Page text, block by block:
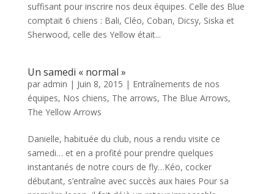
suffisant pour inscrire nos deux équipes. Celle des Blue
comptait 6 chiens : Bali, Cléo, Coban, Dicsy, Siska et
Sherwood, celle des Yellow était...
Un samedi « normal »
par admin | Juin 8, 2015 | Entraînements de nos
équipes, Nos chiens, The arrows, The Blue Arrows,
The Yellow Arrows
Danielle, habituée du club, nous a rendu visite ce
samedi… et en a profité pour prendre quelques
instantanés de notre cours de fly…Kéo, cocker
débutant, s’entraîne avec succès aux haies Pour sa